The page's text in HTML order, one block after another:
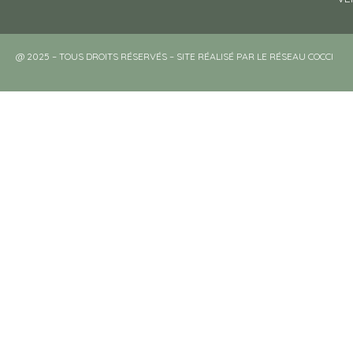
@ 2025 – TOUS DROITS RÉSERVÉS – SITE RÉALISÉ PAR LE RÉSEAU COCCI